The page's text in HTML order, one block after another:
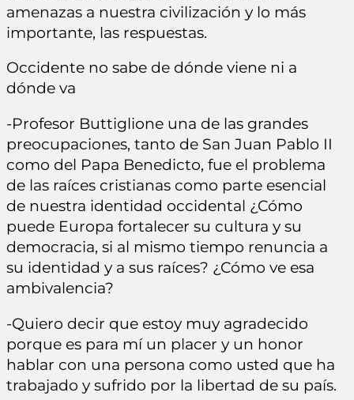
amenazas a nuestra civilización y lo más
importante, las respuestas.
Occidente no sabe de dónde viene ni a
dónde va
-Profesor Buttiglione una de las grandes
preocupaciones, tanto de San Juan Pablo II
como del Papa Benedicto, fue el problema
de las raíces cristianas como parte esencial
de nuestra identidad occidental ¿Cómo
puede Europa fortalecer su cultura y su
democracia, si al mismo tiempo renuncia a
su identidad y a sus raíces? ¿Cómo ve esa
ambivalencia?
-Quiero decir que estoy muy agradecido
porque es para mí un placer y un honor
hablar con una persona como usted que ha
trabajado y sufrido por la libertad de su país.